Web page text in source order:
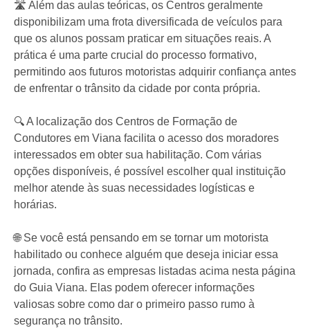
🛣️ Além das aulas teóricas, os Centros geralmente
disponibilizam uma frota diversificada de veículos para
que os alunos possam praticar em situações reais. A
prática é uma parte crucial do processo formativo,
permitindo aos futuros motoristas adquirir confiança antes
de enfrentar o trânsito da cidade por conta própria.
🔍 A localização dos Centros de Formação de
Condutores em Viana facilita o acesso dos moradores
interessados em obter sua habilitação. Com várias
opções disponíveis, é possível escolher qual instituição
melhor atende às suas necessidades logísticas e
horárias.
🌐 Se você está pensando em se tornar um motorista
habilitado ou conhece alguém que deseja iniciar essa
jornada, confira as empresas listadas acima nesta página
do Guia Viana. Elas podem oferecer informações
valiosas sobre como dar o primeiro passo rumo à
segurança no trânsito.